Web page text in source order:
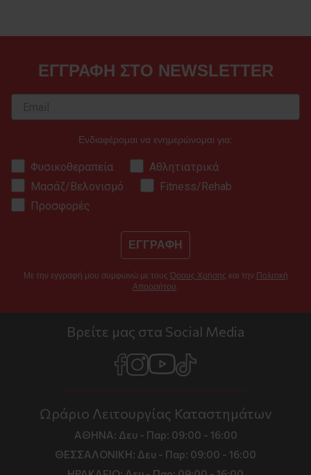
ΕΓΓΡΑΦΗ ΣΤΟ NEWSLETTER
Ενδιαφέρομαι να ενημερώνομαι για:
Φυσικοθεραπεία
Αθλητιατρικά
Μασάζ/Βελονισμό
Fitness/Rehab
Προσφορές
ΕΓΓΡΑΦΗ
Με την εγγραφή μου συμφωνώ με τους Όρους Χρήσης και την Πολιτική
Απορρήτου.
Βρείτε μας στα Social Media
Ωράριο Λειτουργίας Καταστημάτων
ΑΘΗΝΑ: Δευ - Παρ: 09:00 - 16:00
ΘΕΣΣΑΛΟΝΙΚΗ: Δευ - Παρ: 09:00 - 16:00